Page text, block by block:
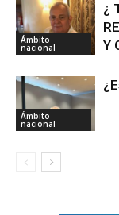
Ámbito
nacional
¿
Y
Ámbito
nacional